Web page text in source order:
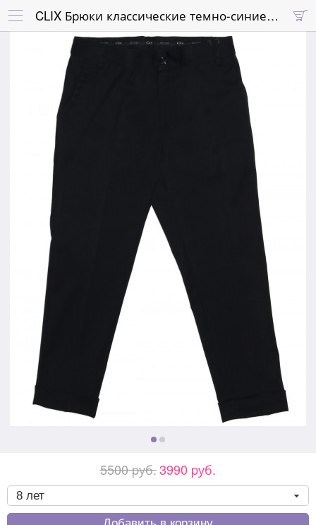
 
CLIX Брюки классические темно-синие с отворотами
5500 pуб.3990 pуб.